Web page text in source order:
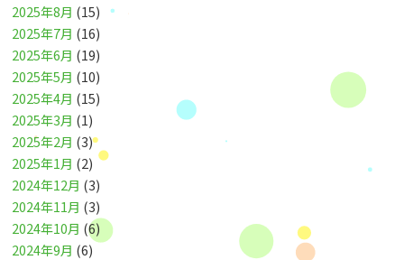
2025年8月 (15)
2025年7月 (16)
2025年6月 (19)
2025年5月 (10)
2025年4月 (15)
2025年3月 (1)
2025年2月 (3)
2025年1月 (2)
2024年12月 (3)
2024年11月 (3)
2024年10月 (6)
2024年9月 (6)